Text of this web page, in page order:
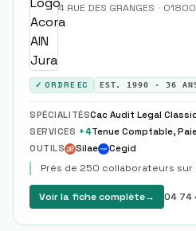
4 RUE DES GRANGES · 01800
✓ ORDRE EC EST. 1990 ·36
SPÉCIALITÉS
SERVICES +4Tenue Comptable,
OUTILS
Silae Cegid
Près de 250 collaborateurs
Voir la fiche complète→ 04 74